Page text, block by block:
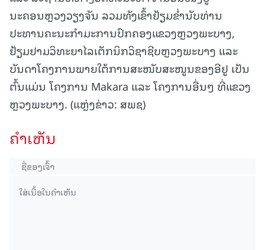
ນະຄອນຫຼວງວຽງຈັນ ລວມທັງເຂົ້າຢ້ຽມຂ່ຳນັບທ່ານ
ປະທານຄະນະກຳມະການປົກຄອງແຂວງຫຼວງພະບາງ,
ຢ້ຽມຢາມວິທະຍາໄລເຕັກນິກວິຊາຊີບຫຼວງພະບາງ ແລະ
ບັນດາໂຄງການພາຍໃຕ້ການສະໜັບສະໜູນຂອງອີຢູ ເປັນ
ຕົ້ນແມ່ນ ໂຄງການ Makara ແລະ ໂຄງການອື່ນໆ ທີ່ແຂວງ
ຫຼວງພະບາງ. (ແຫຼ່ງຂ່າວ: ສພຊ)
ຄໍາເຫັນ